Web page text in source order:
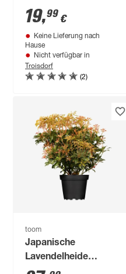
Princes' 19 cm Topf
19,99 €
Keine Lieferung nach
Hause
Nicht verfügbar in
Troisdorf
(2)
toom
Japanische
Lavendelheide
verschiedene